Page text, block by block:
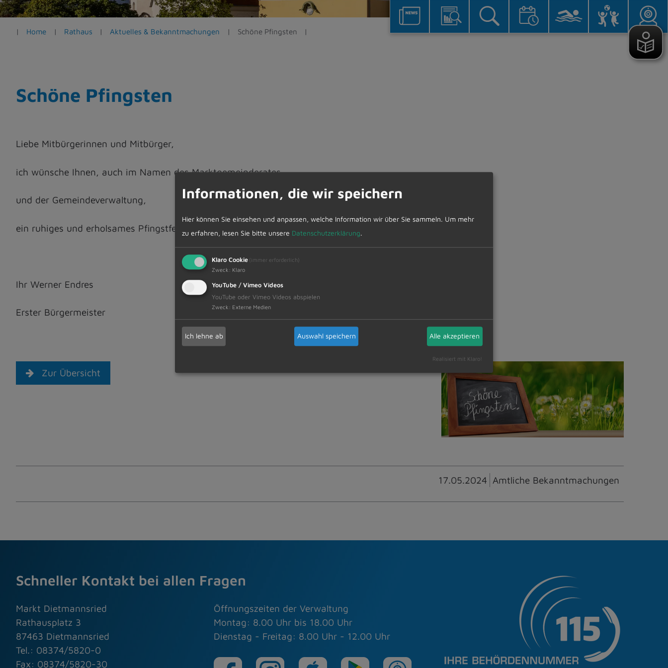
e
n
Home Rathaus Aktuelles & Bekanntmachungen Schöne Pfingsten
Schöne Pfingsten
Liebe Mitbürgerinnen und Mitbürger,
ich wünsche Ihnen, auch im Namen des Marktgemeinderates
und der Gemeindeverwaltung,
ein ruhiges und erholsames Pfingstfest.
Ihr Werner Endres
Erster Bürgermeister
pixabay
Zur Übersicht
17.05.2024 Amtliche Bekanntmachungen
Schneller Kontakt bei allen Fragen
Markt Dietmannsried
Rathausplatz 3
87463 Dietmannsried
Tel.: 08374/5820-0
Fax: 08374/5820-30
Öffnungszeiten der Verwaltung
Montag: 8.00 Uhr bis 18.00 Uhr
Dienstag - Freitag: 8.00 Uhr - 12.00 Uhr
Informationen, die wir speichern
Hier können Sie einsehen und anpassen, welche Information wir über Sie sammeln. Um mehr
zu erfahren, lesen Sie bitte unsere Datenschutzerklärung.
Klaro Cookie (immer erforderlich)
Zweck : Klaro
YouTube / Vimeo Videos
YouTube oder Vimeo Videos abspielen
Zweck : Externe Medien
Ich lehne ab Auswahl speichern Alle akzeptieren
Realisiert mit Klaro!